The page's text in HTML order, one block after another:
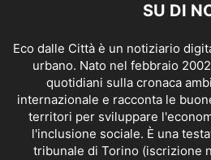
SU DI
Eco dalle Città è un notiziario
urbano. Nato nel febbraio
quotidiani sulla cronaca
internazionale e racconta le
territori per sviluppare
l'inclusione sociale. È una
tribunale di Torino (iscrizione